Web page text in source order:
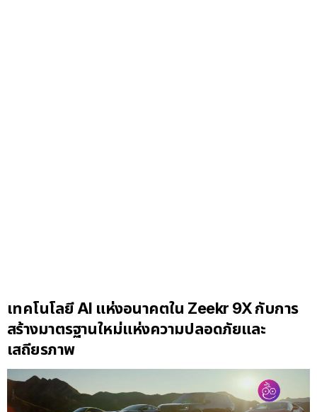
เทคโนโลยี AI แห่งอนาคตใน Zeekr 9X กับการ
สร้างมาตรฐานใหม่แห่งความปลอดภัยและ
เสถียรภาพ